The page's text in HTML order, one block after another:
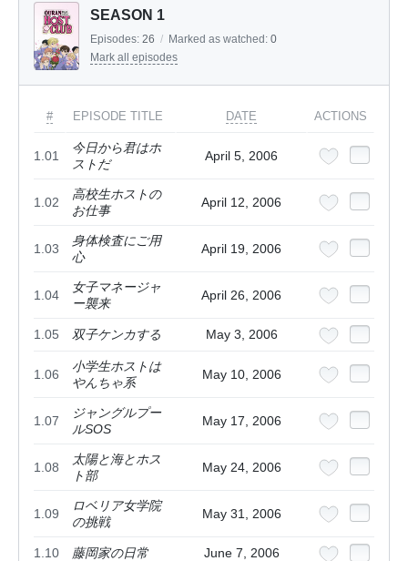
SEASON 1
Episodes: 26 / Marked as watched: 0
Mark all episodes
# EPISODE TITLE DATE ACTIONS
1.01
今日から君はホ
ストだ
April 5, 2006
1.02
高校生ホストの
お仕事
April 12, 2006
1.03
身体検査にご用
心
April 19, 2006
1.04
女子マネージャ
ー襲来
April 26, 2006
1.05 双子ケンカする May 3, 2006
1.06
小学生ホストは
やんちゃ系
May 10, 2006
1.07
ジャングルプー
ルSOS
May 17, 2006
1.08
太陽と海とホス
ト部
May 24, 2006
1.09
ロベリア女学院
の挑戦
May 31, 2006
1.10 藤岡家の日常 June 7, 2006